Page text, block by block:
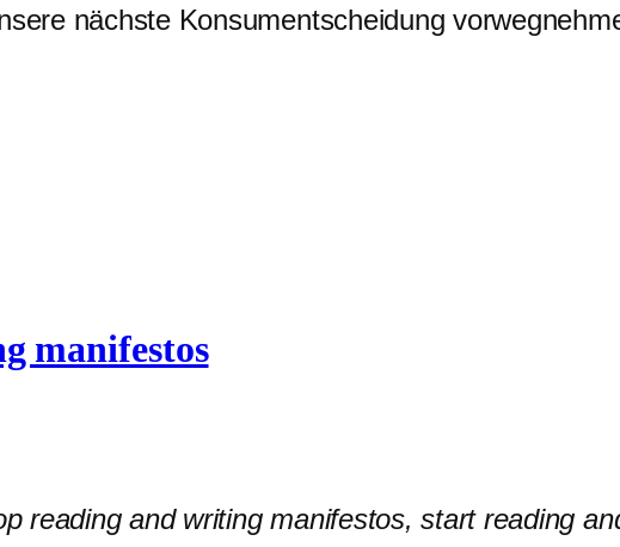
nächste Konsumentscheidung
manifestos
reading and writing manifestos, start reading